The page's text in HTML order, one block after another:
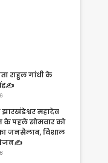
राहुल गांधी के
महादेव
के पहले सोमवार को
जनसैलाब, विशाल